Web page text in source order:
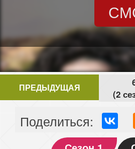
ПРЕДЫДУЩАЯ
(2
Поделиться: